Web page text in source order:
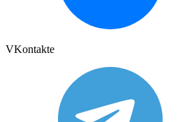
VKontakte